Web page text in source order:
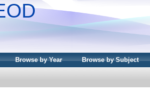
Browse by Year Browse by Subject